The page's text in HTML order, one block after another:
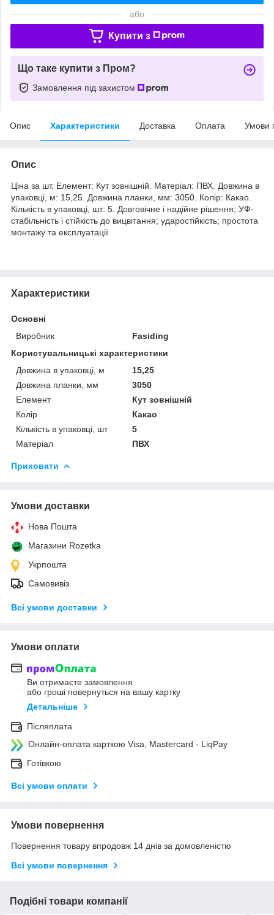
або
Купити з
Що таке купити з Пром?
Замовлення під захистом
Опис Характеристики Доставка Оплата Умови
Опис
Ціна за шт. Елемент: Кут зовнішній. Матеріал: ПВХ. Довжина в
упаковці, м: 15,25. Довжина планки, мм: 3050. Колір: Какао.
Кількість в упаковці, шт: 5. Довговічне і надійне рішення; УФ-
стабільність і стійкість до вицвітання; ударостійкість; простота
монтажу та експлуатації
Характеристики
Основні
Виробник
Fasiding
Користувальницькі характеристики
Довжина в упаковці, м
15,25
Довжина планки, мм
3050
Елемент
Кут зовнішній
Колір
Какао
Кількість в упаковці, шт
5
Матеріал
ПВХ
Приховати
Умови доставки
Нова Пошта
Магазини Rozetka
Укрпошта
Самовивіз
Всі умови доставки
Умови оплати
Ви отримаєте замовлення
або гроші повернуться на вашу картку
Детальніше
Післяплата
Онлайн-оплата карткою Visa, Mastercard - LiqPay
Готівкою
Всі умови оплати
Умови повернення
Повернення товару впродовж 14 днів за домовленістю
Всі умови повернення
Подібні товари компанії